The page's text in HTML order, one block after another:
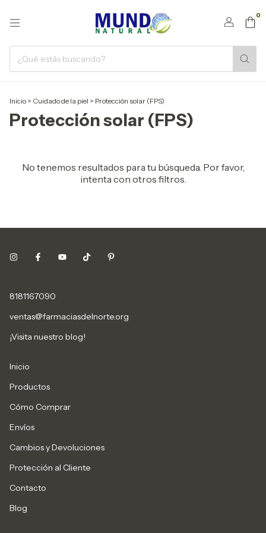
0
Inicio > Cuidado de la piel > Protección solar (FPS)
Protección solar (FPS)
No tenemos resultados para tu búsqueda. Por favor,
intenta con otros filtros.
8181167090
ventas@farmaciasdelnorte.org
¡Visita nuestro blog!
Inicio
Productos
Cómo Comprar
Envíos
Cambios y Devoluciones
Protección al Cliente
Contacto
Blog